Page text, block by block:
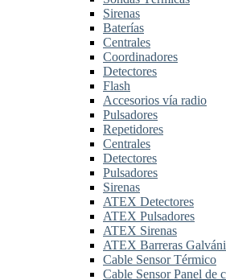
Sirenas
Baterías
Centrales
Coordinadores
Detectores
Flash
Accesorios vía radio
Pulsadores
Repetidores
Centrales
Detectores
Pulsadores
Sirenas
ATEX Detectores
ATEX Pulsadores
ATEX Sirenas
ATEX Barreras
Cable Sensor Térmico
Cable Sensor Panel de